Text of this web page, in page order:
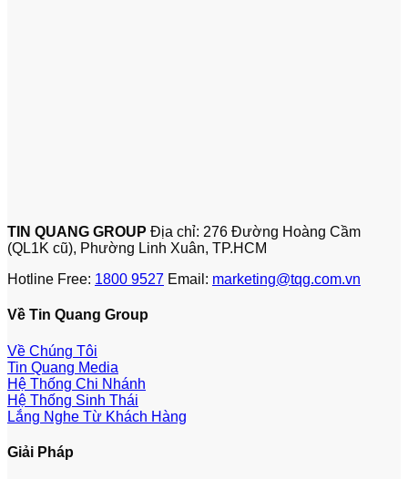
TIN QUANG GROUP Địa chỉ: 276 Đường Hoàng Cầm
(QL1K cũ), Phường Linh Xuân, TP.HCM
Hotline Free: 1800 9527 Email: marketing@tqg.com.vn
Về Tin Quang Group
Về Chúng Tôi
Tin Quang Media
Hệ Thống Chi Nhánh
Hệ Thống Sinh Thái
Lắng Nghe Từ Khách Hàng
Giải Pháp